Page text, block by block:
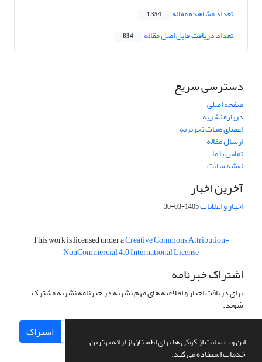
این وب سایت از کوکی ها برای اطمینان از ارائه بهترین
خدمات استفاده می کند.
تعداد مشاهده مقاله 1,354
تعداد دریافت فایل اصل مقاله 834
دسترسی سریع
صفحه اصلی
درباره نشریه
اعضای هیات تحریریه
ارسال مقاله
تماس با ما
نقشه سایت
آخرین اخبار
اخبار و اعلانات1405-03-30
This work is licensed under aCreative Commons Attribution-
NonCommercial 4.0 International License
اشتراک خبرنامه
برای دریافت اخبار و اطلاعیه های مهم نشریه در خبرنامه نشریه مشترک
شوید.
اشتراک